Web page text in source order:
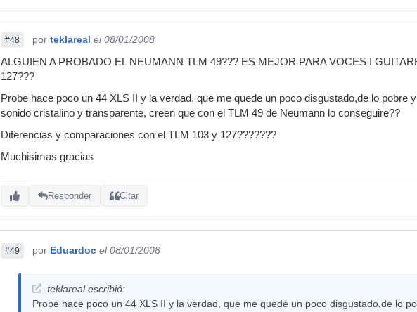
#48 por teklareal el 08/01/2008
ALGUIEN A PROBADO EL NEUMANN TLM 49??? ES MEJOR PARA VOCES I
127???
Probe hace poco un 44 XLS II y la verdad, que me quede un poco disgustado,de lo pobre
sonido cristalino y transparente, creen que con el TLM 49 de Neumann lo conseguire??
Diferencias y comparaciones con el TLM 103 y 127???????
Muchisimas gracias
Responder Citar
#49 por Eduardoc el 08/01/2008
teklareal escribió:
Probe hace poco un 44 XLS II y la verdad, que me quede un poco disgustado,de lo